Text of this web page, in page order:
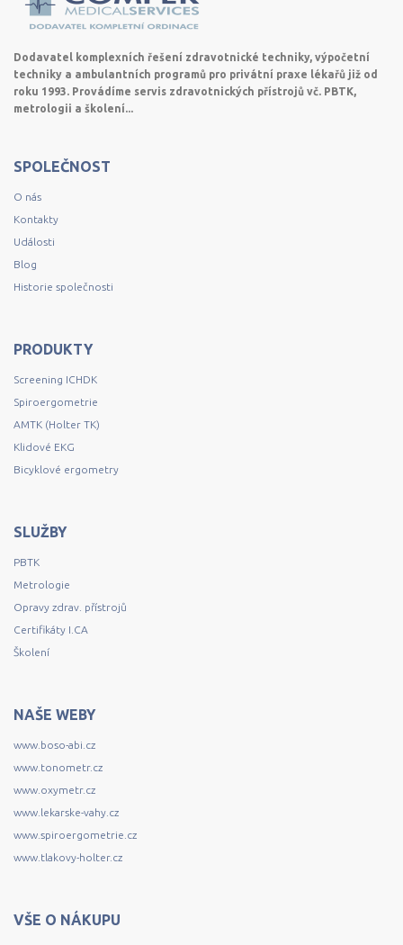
Dodavatel komplexních řešení zdravotnické techniky, výpočetní
techniky a ambulantních programů pro privátní praxe lékařů již od
roku 1993. Provádíme servis zdravotnických přístrojů vč. PBTK,
metrologii a školení...
SPOLEČNOST
O nás
Kontakty
Události
Blog
Historie společnosti
PRODUKTY
Screening ICHDK
Spiroergometrie
AMTK (Holter TK)
Klidové EKG
Bicyklové ergometry
SLUŽBY
PBTK
Metrologie
Opravy zdrav. přístrojů
Certifikáty I.CA
Školení
NAŠE WEBY
www.boso-abi.cz
www.tonometr.cz
www.oxymetr.cz
www.lekarske-vahy.cz
www.spiroergometrie.cz
www.tlakovy-holter.cz
VŠE O NÁKUPU